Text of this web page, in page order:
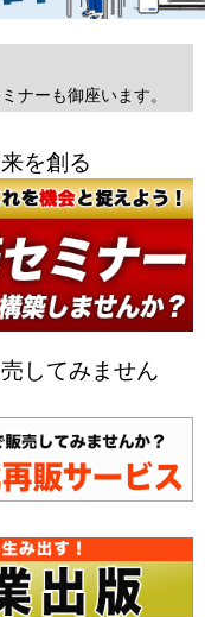
ナーも御座います。
を創る
してみません